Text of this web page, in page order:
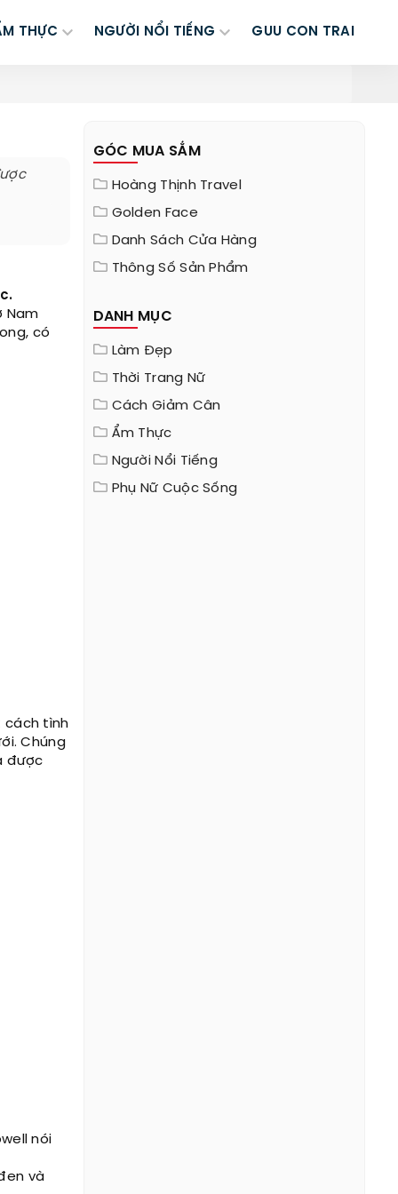
THỰC NGƯỜI NỔI TIẾNG GUU CON TRAI
Nam
có
cách tình
Chúng
được
nói
và
GÓC MUA SẮM
Hoàng Thịnh Travel
Golden Face
Danh Sách Cửa Hàng
Thông Số Sản Phẩm
DANH MỤC
Làm Đẹp
Thời Trang Nữ
Cách Giảm Cân
Ẩm Thực
Người Nổi Tiếng
Phụ Nữ Cuộc Sống